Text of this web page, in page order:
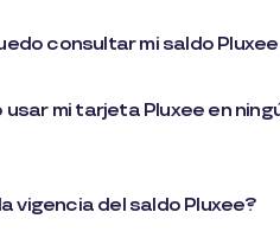
consultar mi saldo
usar mi tarjeta Pluxee en
vigencia del saldo Pluxee?